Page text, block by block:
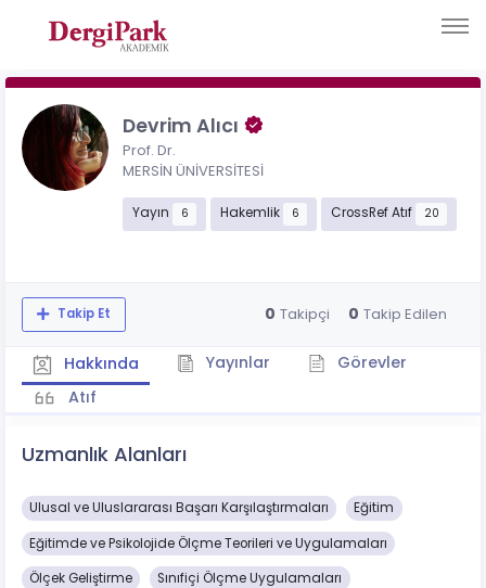
Devrim Alıcı
Prof. Dr.
MERSİN ÜNİVERSİTESİ
Yayın 6 Hakemlik 6 CrossRef Atıf 20
Takip Et 0 Takipçi 0 Takip Edilen
Hakkında Yayınlar
Görevler
Atıf
Uzmanlık Alanları
Ulusal ve Uluslararası Başarı Karşılaştırmaları Eğitim
Eğitimde ve Psikolojide Ölçme Teorileri ve Uygulamaları
Ölçek Geliştirme Sınıfiçi Ölçme Uygulamaları